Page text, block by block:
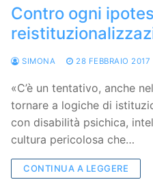
Contro ogni
SIMONA 28 FEBBRAIO 2017
«C’è un tentativo, anche
tornare a logiche di
con disabilità psichica,
cultura pericolosa che…
CONTINUA A LEGGERE